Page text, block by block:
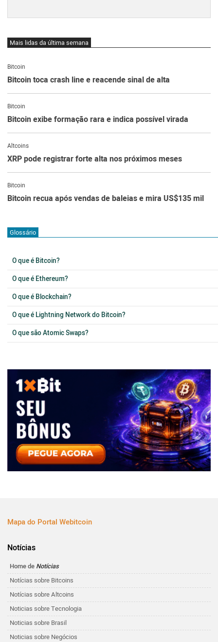
Mais lidas da última semana
Bitcoin
Bitcoin toca crash line e reacende sinal de alta
Bitcoin
Bitcoin exibe formação rara e indica possível virada
Altcoins
XRP pode registrar forte alta nos próximos meses
Bitcoin
Bitcoin recua após vendas de baleias e mira US$135 mil
Glossário
O que é Bitcoin?
O que é Ethereum?
O que é Blockchain?
O que é Lightning Network do Bitcoin?
O que são Atomic Swaps?
Mapa do Portal Webitcoin
Notícias
Home de Notícias
Notícias sobre Bitcoins
Notícias sobre Altcoins
Noticias sobre Tecnologia
Noticias sobre Brasil
Noticias sobre Negócios